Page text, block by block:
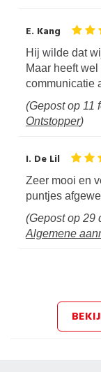
E. Kang
Hij wilde dat
Maar heeft
communicatie
(Gepost op 11
Ontstopper)
I. De Lil
Zeer mooi en
puntjes
(Gepost op 29
Algemene